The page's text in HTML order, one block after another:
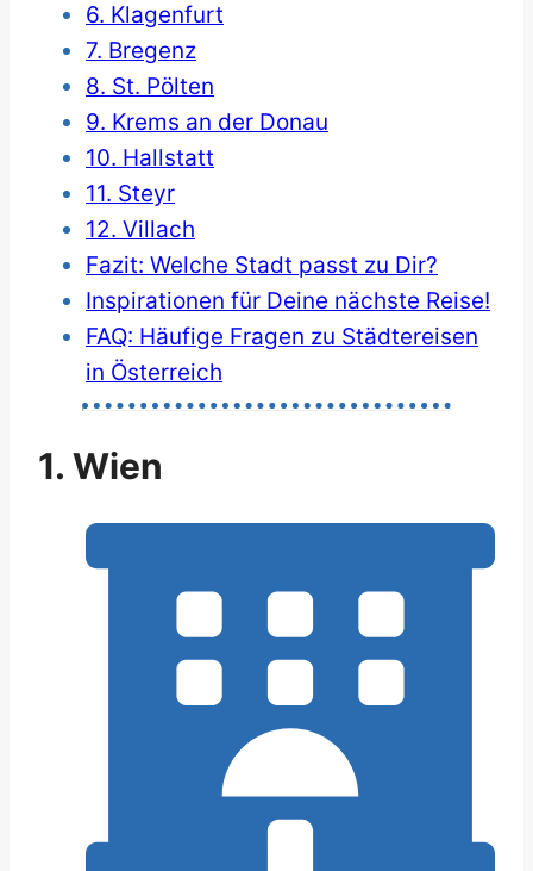
6. Klagenfurt
7. Bregenz
8. St. Pölten
9. Krems an der Donau
10. Hallstatt
11. Steyr
12. Villach
Fazit: Welche Stadt passt zu Dir?
Inspirationen für Deine nächste Reise!
FAQ: Häufige Fragen zu Städtereisen
in Österreich
1. Wien